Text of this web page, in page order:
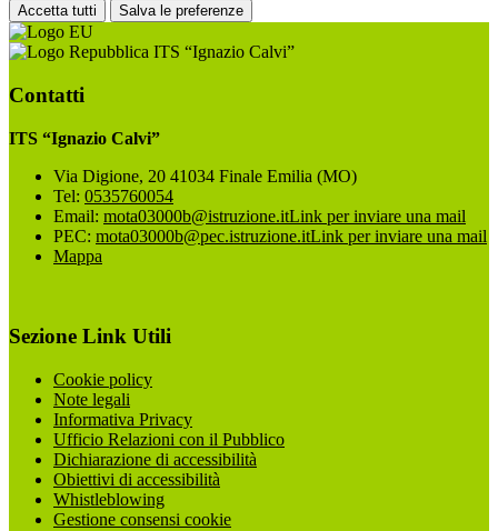
Accetta tutti Salva le preferenze
ITS “Ignazio Calvi”
Contatti
ITS “Ignazio Calvi”
Via Digione, 20 41034 Finale Emilia (MO)
Tel: 0535760054
Email: mota03000b@istruzione.itLink per inviare una mail
PEC: mota03000b@pec.istruzione.itLink per inviare una mail
Mappa
Sezione Link Utili
Cookie policy
Note legali
Informativa Privacy
Ufficio Relazioni con il Pubblico
Dichiarazione di accessibilità
Obiettivi di accessibilità
Whistleblowing
Gestione consensi cookie